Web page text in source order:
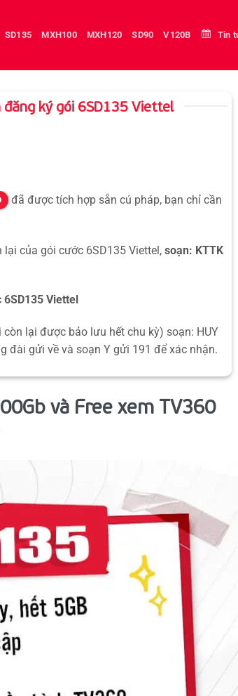
SD135 MXH100 MXH120 SD90 V120B Tin
đăng ký gói 6SD135 Viettel
đã được tích hợp sẵn cú pháp, bạn chỉ cần
lại của gói cước 6SD135 Viettel, soạn: KTTK
Viettel
còn lại được bảo lưu hết chu kỳ) soạn: HUY
đài gửi về và soạn Y gửi 191 để xác nhận.
và Free xem TV360